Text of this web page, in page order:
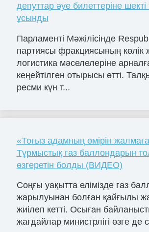
депуттар әуе билеттеріне шекті
ұсынды
Парламенті Мәжілісінде
партиясы фракциясының көлік
логистика мәселелеріне
кеңейтілген отырысы өтті.
ресми күн т...
«Тоғыз адамның өмірін
Тұрмыстық газ баллондарын
өзгеретін болды (ВИДЕО)
Соңғы уақытта елімізде газ
жарылуынан болған қайғылы
жиілеп кетті. Осыған
жағдайлар министрлігі өзге де